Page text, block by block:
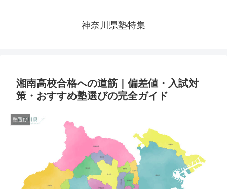
神奈川県塾特集
湘南高校合格への道筋｜偏差値・入試対
策・おすすめ塾選びの完全ガイド
塾選び